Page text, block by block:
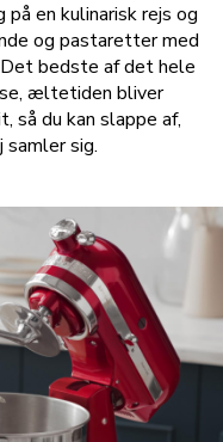
en kulinarisk rejs og
og pastaretter med
bedste af det hele
æltetiden bliver
så du kan slappe af,
sig.